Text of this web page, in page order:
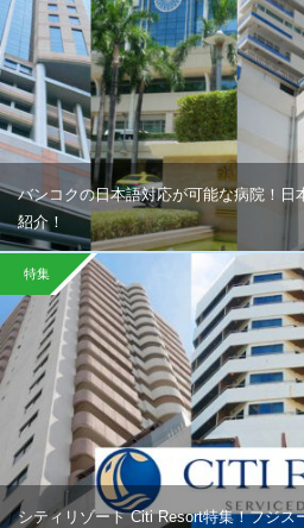
バンコクの日本語対応が可能な病院！日
紹介！
特集
シティリゾート Citi Resort特集！フジス